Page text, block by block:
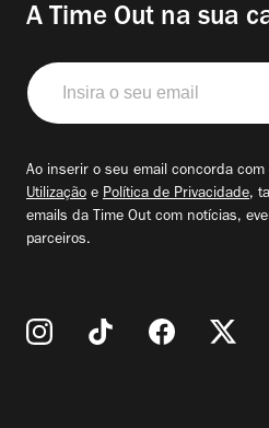
A Time Out na sua
Insira
o
seu
Ao inserir o seu email concorda com
Utilização e Política de Privacidade,
emails da Time Out com notícias,
parceiros.